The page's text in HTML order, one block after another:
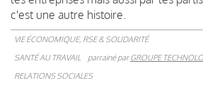
c'est une autre histoire.
VIE ÉCONOMIQUE, RSE & SOLIDARITÉ
SANTÉ AU TRAVAIL
parrainé parGROUPE
RELATIONS SOCIALES